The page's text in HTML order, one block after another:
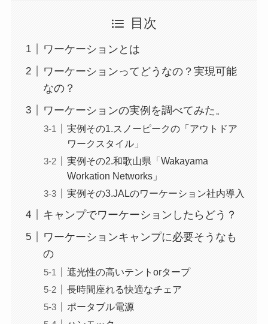
目次
ワーケーションとは
ワーケーションってどうなの？実現可能
なの？
ワーケーションの実例を調べてみた。
実例その1.スノーピークの「アウトドア
ワークスタイル」
実例その2.和歌山県「Wakayama
Workation Networks」
実例その3.JALのワーケーション社内導入
キャンプでワーケーションしたらどう？
ワーケーションキャンプに必要そうなも
の
遮光性の高いテントorタープ
長時間座れる快適なチェア
ポータブル電源